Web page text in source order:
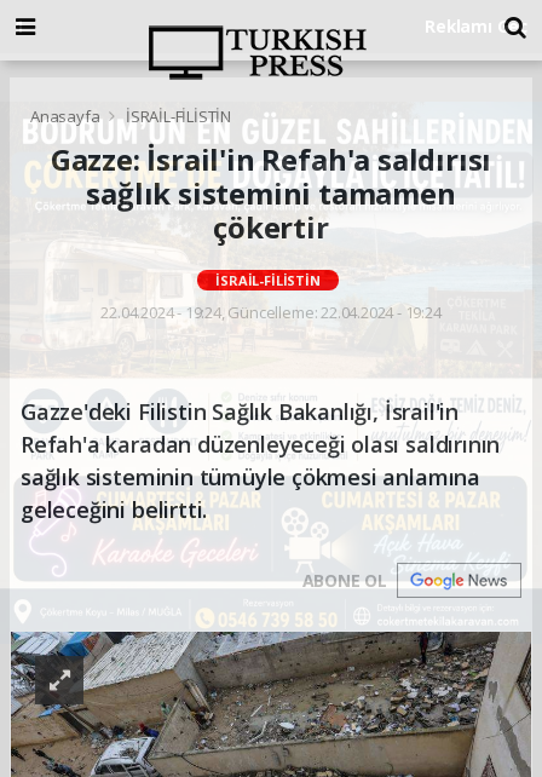
Anasayfa İSRAİL-FİLİSTİN
Gazze: İsrail'in Refah'a saldırısı
sağlık sistemini tamamen
çökertir
İSRAİL-FİLİSTİN
22.04.2024 - 19:24, Güncelleme: 22.04.2024 - 19:24
Gazze'deki Filistin Sağlık Bakanlığı, İsrail'in
Refah'a karadan düzenleyeceği olası saldırının
sağlık sisteminin tümüyle çökmesi anlamına
geleceğini belirtti.
ABONE OL